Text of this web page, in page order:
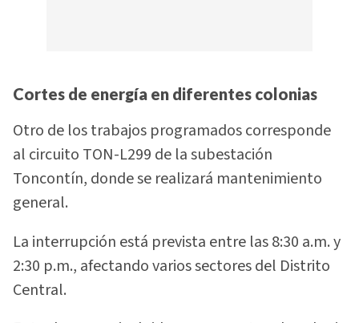
Cortes de energía en diferentes colonias
Otro de los trabajos programados corresponde
al circuito TON-L299 de la subestación
Toncontín, donde se realizará mantenimiento
general.
La interrupción está prevista entre las 8:30 a.m. y
2:30 p.m., afectando varios sectores del Distrito
Central.